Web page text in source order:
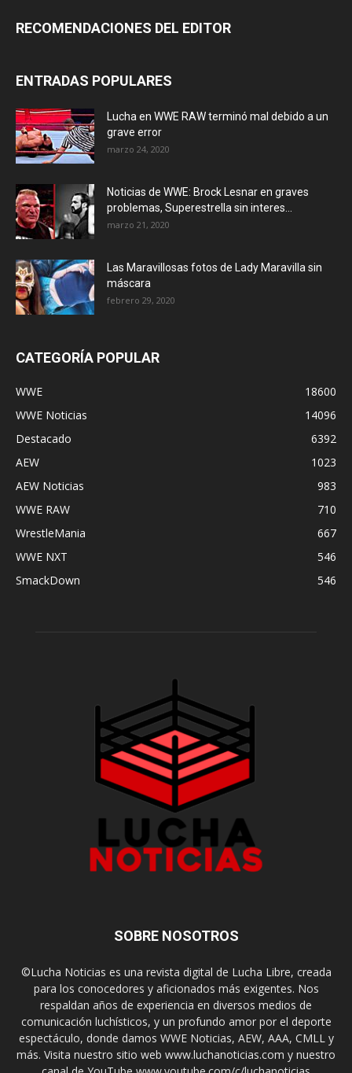
RECOMENDACIONES DEL EDITOR
ENTRADAS POPULARES
Lucha en WWE RAW terminó mal debido a un
grave error
marzo 24, 2020
Noticias de WWE: Brock Lesnar en graves
problemas, Superestrella sin interes...
marzo 21, 2020
Las Maravillosas fotos de Lady Maravilla sin
máscara
febrero 29, 2020
CATEGORÍA POPULAR
WWE
18600
WWE Noticias
14096
Destacado
6392
AEW
1023
AEW Noticias
983
WWE RAW
710
WrestleMania
667
WWE NXT
546
SmackDown
546
SOBRE NOSOTROS
©Lucha Noticias es una revista digital de Lucha Libre, creada
para los conocedores y aficionados más exigentes. Nos
respaldan años de experiencia en diversos medios de
comunicación luchísticos, y un profundo amor por el deporte
espectáculo, donde damos WWE Noticias, AEW, AAA, CMLL y
más. Visita nuestro sitio web www.luchanoticias.com y nuestro